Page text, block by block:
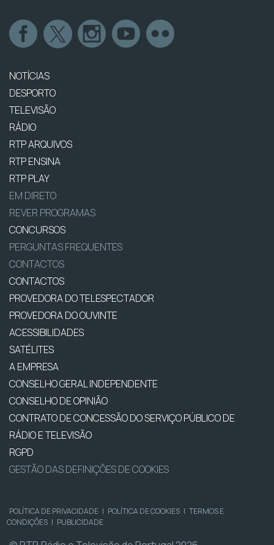
NOTÍCIAS
DESPORTO
TELEVISÃO
RÁDIO
RTP ARQUIVOS
RTP ENSINA
RTP PLAY
EM DIRETO
REVER PROGRAMAS
CONCURSOS
PERGUNTAS FREQUENTES
CONTACTOS
CONTACTOS
PROVEDORA DO TELESPECTADOR
PROVEDORA DO OUVINTE
ACESSIBILIDADES
SATÉLITES
A EMPRESA
CONSELHO GERAL INDEPENDENTE
CONSELHO DE OPINIÃO
CONTRATO DE CONCESSÃO DO SERVIÇO PÚBLICO DE
RÁDIO E TELEVISÃO
RGPD
GESTÃO DAS DEFINIÇÕES DE COOKIES
POLÍTICA DE PRIVACIDADE | POLÍTICA DE COOKIES | TERMOS E
CONDIÇÕES | PUBLICIDADE